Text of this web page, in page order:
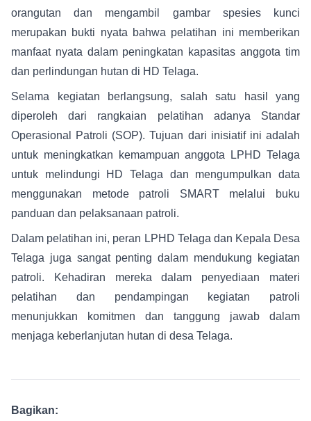
orangutan dan mengambil gambar spesies kunci
merupakan bukti nyata bahwa pelatihan ini memberikan
manfaat nyata dalam peningkatan kapasitas anggota tim
dan perlindungan hutan di HD Telaga.
Selama kegiatan berlangsung, salah satu hasil yang
diperoleh dari rangkaian pelatihan adanya Standar
Operasional Patroli (SOP). Tujuan dari inisiatif ini adalah
untuk meningkatkan kemampuan anggota LPHD Telaga
untuk melindungi HD Telaga dan mengumpulkan data
menggunakan metode patroli SMART melalui buku
panduan dan pelaksanaan patroli.
Dalam pelatihan ini, peran LPHD Telaga dan Kepala Desa
Telaga juga sangat penting dalam mendukung kegiatan
patroli. Kehadiran mereka dalam penyediaan materi
pelatihan dan pendampingan kegiatan patroli
menunjukkan komitmen dan tanggung jawab dalam
menjaga keberlanjutan hutan di desa Telaga.
Bagikan: